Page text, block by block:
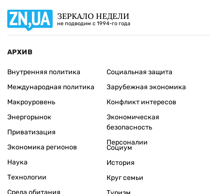
ЗЕРКАЛО НЕДЕЛИ
не подводим с 1994-го года
АРХИВ
Внутренняя политика
Международная политика
Макроуровень
Энергорынок
Приватизация
Экономика регионов
Социальная защита
Зарубежная экономика
Конфликт интересов
Экономическая
безопасность
Персоналии
Наука
Технологии
Социум
История
Круг семьи